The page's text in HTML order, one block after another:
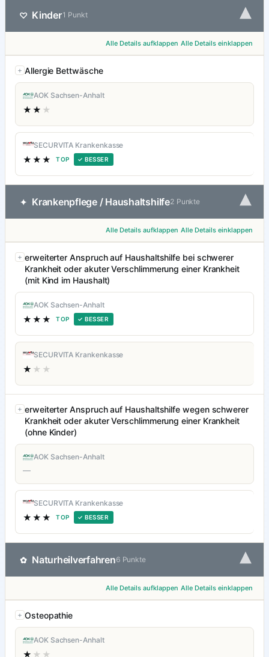
♡ Kinder1 Punkt ▾
Alle Details aufklappen Alle Details einklappen
Allergie Bettwäsche
AOK Sachsen-Anhalt
★★ ★
SECURVITA Krankenkasse
★★★ TOP ✓ BESSER
✦ Krankenpflege / Haushaltshilfe2 Punkte ▾
Alle Details aufklappen Alle Details einklappen
erweiterter Anspruch auf Haushaltshilfe bei schwerer
Krankheit oder akuter Verschlimmerung einer Krankheit
(mit Kind im Haushalt)
AOK Sachsen-Anhalt
★★★ TOP ✓ BESSER
SECURVITA Krankenkasse
★ ★★
erweiterter Anspruch auf Haushaltshilfe wegen schwerer
Krankheit oder akuter Verschlimmerung einer Krankheit
(ohne Kinder)
AOK Sachsen-Anhalt
—
SECURVITA Krankenkasse
★★★ TOP ✓ BESSER
✿ Naturheilverfahren6 Punkte ▾
Alle Details aufklappen Alle Details einklappen
Osteopathie
AOK Sachsen-Anhalt
★ ★★